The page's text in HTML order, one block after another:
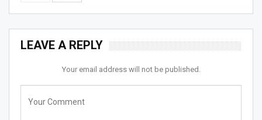
LEAVE A REPLY
Your email address will not be published.